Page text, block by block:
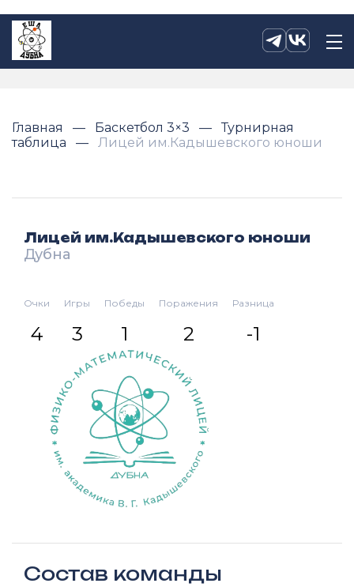
Главная Баскетбол 3×3
Турнирная
таблица
Лицей им.Кадышевского юноши
Лицей им.Кадышевского юноши
Дубна
Очки
4
Игры
3
Победы
1
Поражения
2
Разница
-1
Состав команды